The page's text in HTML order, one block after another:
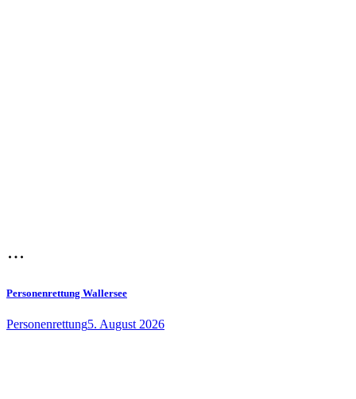
Personenrettung Wallersee
Personenrettung5. August 2026